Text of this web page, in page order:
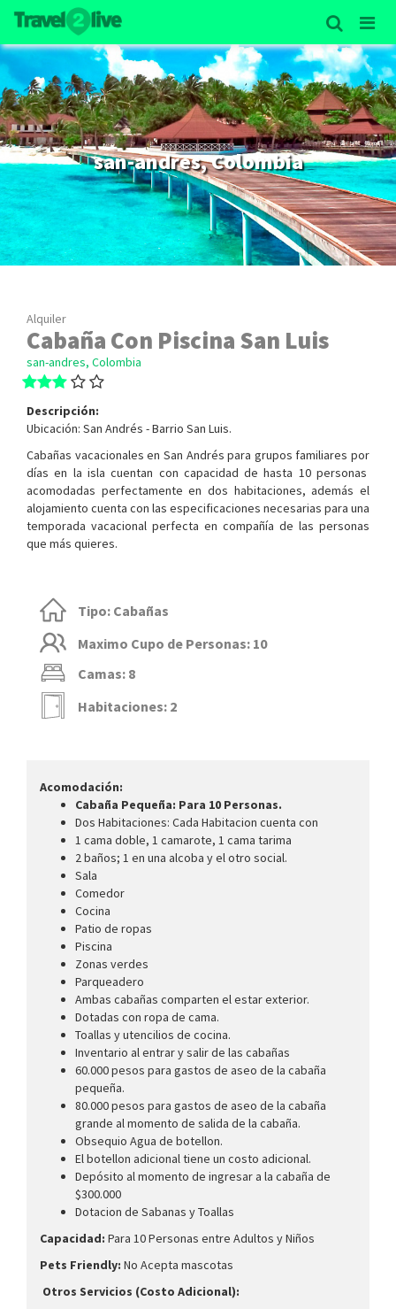
san-andres, Colombia
Alquiler
Cabaña Con Piscina San Luis
san-andres, Colombia
Descripción:
Ubicación: San Andrés - Barrio San Luis.
Cabañas vacacionales en San Andrés para grupos familiares por
días en la isla cuentan con capacidad de hasta 10 personas
acomodadas perfectamente en dos habitaciones, además el
alojamiento cuenta con las especificaciones necesarias para una
temporada vacacional perfecta en compañía de las personas
que más quieres.
Tipo: Cabañas
Maximo Cupo de Personas: 10
Camas: 8
Habitaciones: 2
Acomodación:
Cabaña Pequeña: Para 10 Personas.
Dos Habitaciones: Cada Habitacion cuenta con
1 cama doble, 1 camarote, 1 cama tarima
2 baños; 1 en una alcoba y el otro social.
Sala
Comedor
Cocina
Patio de ropas
Piscina
Zonas verdes
Parqueadero
Ambas cabañas comparten el estar exterior.
Dotadas con ropa de cama.
Toallas y utencilios de cocina.
Inventario al entrar y salir de las cabañas
60.000 pesos para gastos de aseo de la cabaña
pequeña.
80.000 pesos para gastos de aseo de la cabaña
grande al momento de salida de la cabaña.
Obsequio Agua de botellon.
El botellon adicional tiene un costo adicional.
Depósito al momento de ingresar a la cabaña de
$300.000
Dotacion de Sabanas y Toallas
Capacidad: Para 10 Personas entre Adultos y Niños
Pets Friendly: No Acepta mascotas
Otros Servicios (Costo Adicional):